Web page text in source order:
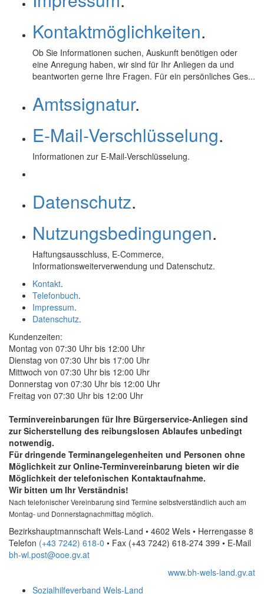
Kontaktmöglichkeiten.
Ob Sie Informationen suchen, Auskunft benötigen oder
eine Anregung haben, wir sind für Ihr Anliegen da und
beantworten gerne Ihre Fragen. Für ein persönliches Ges...
Amtssignatur.
E-Mail-Verschlüsselung.
Informationen zur E-Mail-Verschlüsselung.
Datenschutz.
Nutzungsbedingungen.
Haftungsausschluss, E-Commerce,
Informationsweiterverwendung und Datenschutz.
Kontakt.
Telefonbuch.
Impressum.
Datenschutz.
Kundenzeiten:
Montag von 07:30 Uhr bis 12:00 Uhr
Dienstag von 07:30 Uhr bis 17:00 Uhr
Mittwoch von 07:30 Uhr bis 12:00 Uhr
Donnerstag von 07:30 Uhr bis 12:00 Uhr
Freitag von 07:30 Uhr bis 12:00 Uhr
Terminvereinbarungen für Ihre Bürgerservice-Anliegen sind
zur Sicherstellung des reibungslosen Ablaufes unbedingt
notwendig.
Für dringende Terminangelegenheiten und Personen ohne
Möglichkeit zurOnline-Terminvereinbarung bieten wir die
Möglichkeit der telefonischen Kontaktaufnahme.
Wir bitten um Ihr Verständnis!
Nach telefonischer Vereinbarung sind Termine selbstverständlich auch am
Montag- und Donnerstagnachmittag möglich.
Bezirkshauptmannschaft Wels-Land • 4602 Wels • Herrengasse 8
Telefon (+43 7242) 618-0 • Fax (+43 7242) 618-274 399 • E-Mail
bh-wl.post@ooe.gv.at
www.bh-wels-land.gv.at
Sozialhilfeverband Wels-Land